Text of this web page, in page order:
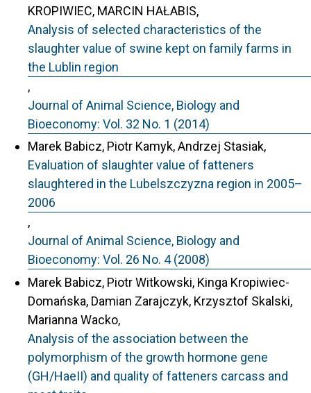
KROPIWIEC, MARCIN HAŁABIS,
Analysis of selected characteristics of the
slaughter value of swine kept on family farms in
the Lublin region
,
Journal of Animal Science, Biology and
Bioeconomy: Vol. 32 No. 1 (2014)
Marek Babicz, Piotr Kamyk, Andrzej Stasiak,
Evaluation of slaughter value of fatteners
slaughtered in the Lubelszczyzna region in 2005–
2006
,
Journal of Animal Science, Biology and
Bioeconomy: Vol. 26 No. 4 (2008)
Marek Babicz, Piotr Witkowski, Kinga Kropiwiec-
Domańska, Damian Zarajczyk, Krzysztof Skalski,
Marianna Wacko,
Analysis of the association between the
polymorphism of the growth hormone gene
(GH/HaeII) and quality of fatteners carcass and